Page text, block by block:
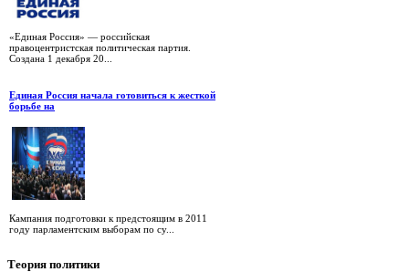
«Единая Россия» — российская
правоцентристская политическая партия.
Создана 1 декабря 20...
Единая Россия начала готовиться к жесткой
борьбе на
Кампания подготовки к предстоящим в 2011
году парламентским выборам по су...
Теория политики